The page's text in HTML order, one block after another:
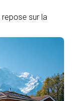
repose sur la